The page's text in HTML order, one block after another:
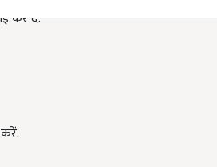
कर दें.